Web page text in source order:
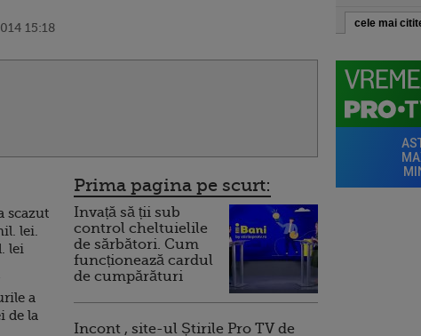
15:18
scazut
lei.
lei
a
de la
Prima pagina pe scurt:
Invață să ții sub
control cheltuielile
de sărbători. Cum
funcționează cardul
de cumpărături
Incont , site-ul Știrile Pro TV de
cele mai